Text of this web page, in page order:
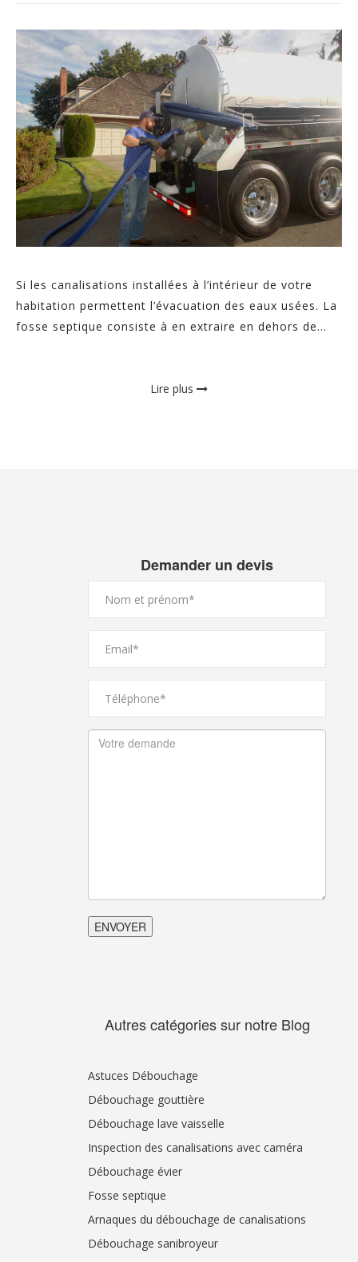
Si les canalisations installées à l’intérieur de votre
habitation permettent l’évacuation des eaux usées. La
fosse septique consiste à en extraire en dehors de...
Lire plus
Demander un devis
Autres catégories sur notre Blog
Astuces Débouchage
Débouchage gouttière
Débouchage lave vaisselle
Inspection des canalisations avec caméra
Débouchage évier
Fosse septique
Arnaques du débouchage de canalisations
Débouchage sanibroyeur